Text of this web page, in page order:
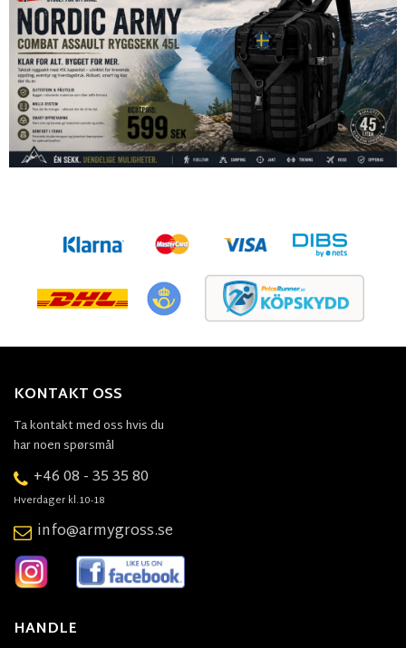
KONTAKT OSS
Ta kontakt med oss hvis du
har noen spørsmål
+46 08 - 35 35 80
Hverdager kl.10-18
info@armygross.se
HANDLE